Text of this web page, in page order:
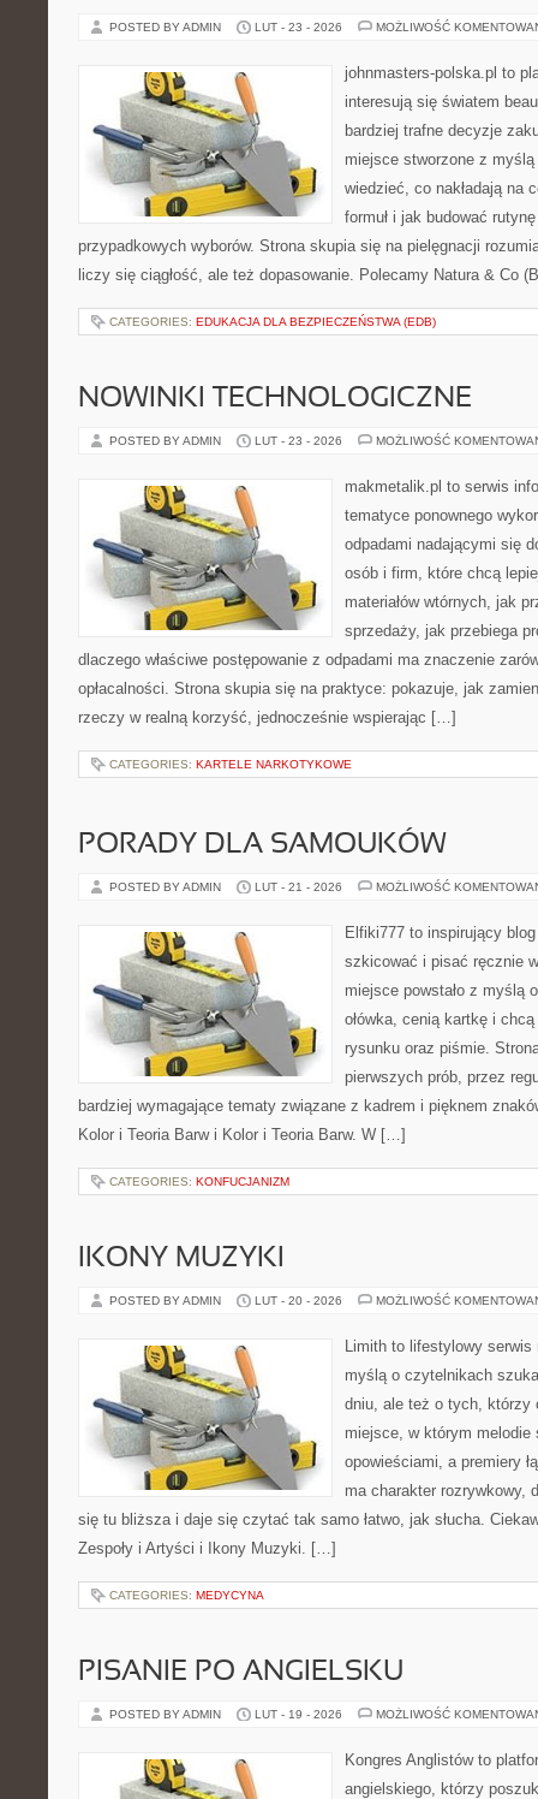
POSTED BY ADMIN LUT - 23 - 2026 MOŻLIWOŚĆ
johnmasters-polska.pl to
interesują się światem
bardziej trafne decyzje
miejsce stworzone z
wiedzieć, co nakładają na
formuł i jak budować
przypadkowych wyborów. Strona skupia się na pielęgnacji
liczy się ciągłość, ale też dopasowanie. Polecamy Natura & Co
CATEGORIES: EDUKACJA DLA BEZPIECZEŃSTWA (EDB)
NOWINKI TECHNOLOGICZNE
POSTED BY ADMIN LUT - 23 - 2026 MOŻLIWOŚĆ
makmetalik.pl to serwis
tematyce ponownego
odpadami nadającymi się
osób i firm, które chcą
materiałów wtórnych, jak
sprzedaży, jak przebiega
dlaczego właściwe postępowanie z odpadami ma znaczenie
opłacalności. Strona skupia się na praktyce: pokazuje, jak
rzeczy w realną korzyść, jednocześnie wspierając […]
CATEGORIES: KARTELE NARKOTYKOWE
PORADY DLA SAMOUKÓW
POSTED BY ADMIN LUT - 21 - 2026 MOŻLIWOŚĆ
Elfiki777 to inspirujący
szkicować i pisać ręcznie
miejsce powstało z myślą
ołówka, cenią kartkę i
rysunku oraz piśmie.
pierwszych prób, przez
bardziej wymagające tematy związane z kadrem i pięknem
Kolor i Teoria Barw i Kolor i Teoria Barw. W […]
CATEGORIES: KONFUCJANIZM
IKONY MUZYKI
POSTED BY ADMIN LUT - 20 - 2026 MOŻLIWOŚĆ
Limith to lifestylowy
myślą o czytelnikach
dniu, ale też o tych, którzy
miejsce, w którym melodie
opowieściami, a premiery
ma charakter rozrywkowy,
się tu bliższa i daje się czytać tak samo łatwo, jak słucha.
Zespoły i Artyści i Ikony Muzyki. […]
CATEGORIES: MEDYCYNA
PISANIE PO ANGIELSKU
POSTED BY ADMIN LUT - 19 - 2026 MOŻLIWOŚĆ
Kongres Anglistów to
angielskiego, którzy